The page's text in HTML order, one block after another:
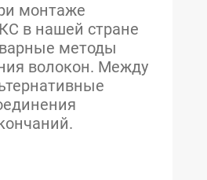
монтаже
в нашей стране
методы
волокон. Между